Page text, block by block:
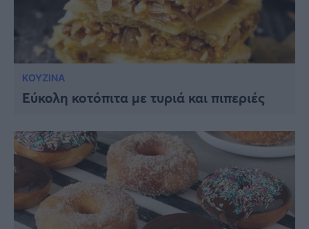
ΚΟΥΖΙΝΑ
Εύκολη κοτόπιτα με τυριά και πιπεριές